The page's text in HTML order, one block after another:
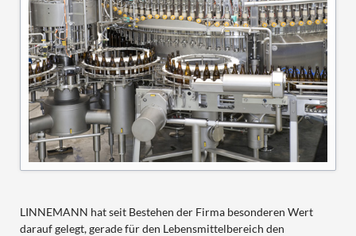
LINNEMANN hat seit Bestehen der Firma besonderen Wert
darauf gelegt, gerade für den Lebensmittelbereich den